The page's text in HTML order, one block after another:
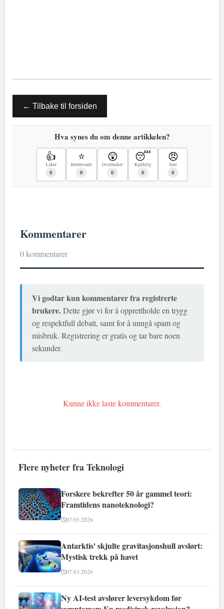
← Tilbake til forsiden
Hva synes du om denne artikkelen?
👍
Liker
0
⭐
Interessant
0
😲
Overrasket
0
😴
Kjedelig
0
😠
Sint
0
Kommentarer
0 kommentarer
Vi godtar kun kommentarer fra registrerte
brukere.Dette gjør vi for å opprettholde en trygg
og respektfull debatt, samt for å unngå spam og
misbruk. Registrering er gratis og tar bare noen
sekunder.
Kunne ikke laste kommentarer.
Flere nyheter fra Teknologi
Forskere bekrefter 50 år gammel teori:
Framtidens nanoteknologi?
07.03.2026
Antarktis' skjulte gravitasjonshull avslørt:
Mystisk trekk på havet
07.03.2026
Ny AI-test avslører leversykdom før